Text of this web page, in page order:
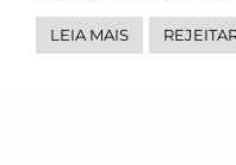
Siga-nos
LEIA MAIS